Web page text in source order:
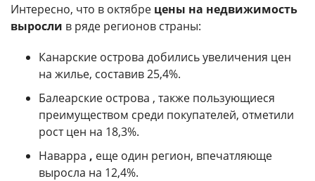
Интересно, что в октябре цены на недвижимость
выросли в ряде регионов страны:
Канарские острова добились увеличения цен
на жилье, составив 25,4%.
Балеарские острова , также пользующиеся
преимуществом среди покупателей, отметили
рост цен на 18,3%.
Наварра , еще один регион, впечатляюще
выросла на 12,4%.